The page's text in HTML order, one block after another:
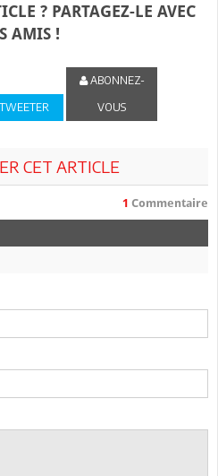
? PARTAGEZ-LE AVEC
AMIS !
ABONNEZ-
VOUS
CET ARTICLE
1 Commentaire